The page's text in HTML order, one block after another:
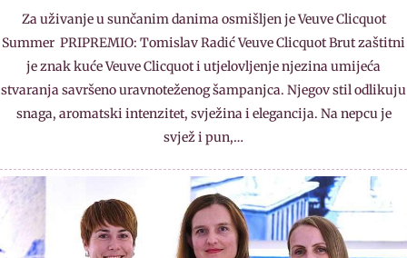
Za uživanje u sunčanim danima osmišljen je Veuve Clicquot
Summer PRIPREMIO: Tomislav Radić Veuve Clicquot Brut zaštitni
je znak kuće Veuve Clicquot i utjelovljenje njezina umijeća
stvaranja savršeno uravnoteženog šampanjca. Njegov stil odlikuju
snaga, aromatski intenzitet, svježina i elegancija. Na nepcu je
svjež i pun,…